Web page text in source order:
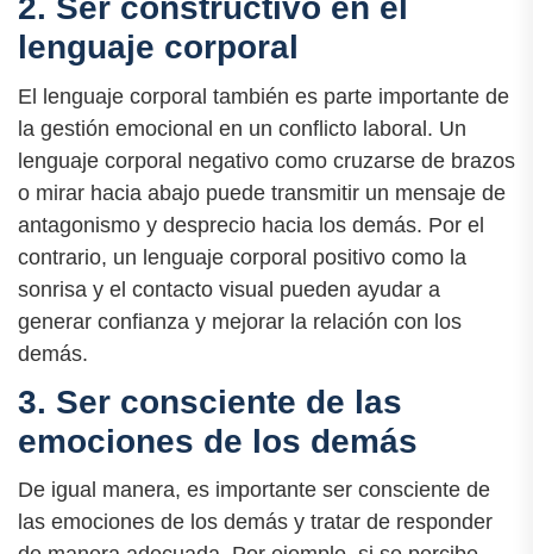
2. Ser constructivo en el
lenguaje corporal
El lenguaje corporal también es parte importante de
la gestión emocional en un conflicto laboral. Un
lenguaje corporal negativo como cruzarse de brazos
o mirar hacia abajo puede transmitir un mensaje de
antagonismo y desprecio hacia los demás. Por el
contrario, un lenguaje corporal positivo como la
sonrisa y el contacto visual pueden ayudar a
generar confianza y mejorar la relación con los
demás.
3. Ser consciente de las
emociones de los demás
De igual manera, es importante ser consciente de
las emociones de los demás y tratar de responder